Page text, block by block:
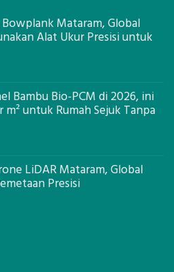
Bowplank Mataram, Global
Alat Ukur Presisi untuk
Bambu Bio-PCM di 2026, ini
m² untuk Rumah Sejuk Tanpa
LiDAR Mataram, Global
Presisi